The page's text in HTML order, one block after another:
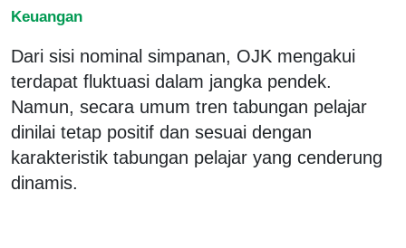
Keuangan
Dari sisi nominal simpanan, OJK mengakui
terdapat fluktuasi dalam jangka pendek.
Namun, secara umum tren tabungan pelajar
dinilai tetap positif dan sesuai dengan
karakteristik tabungan pelajar yang cenderung
dinamis.